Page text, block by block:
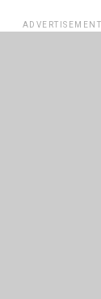
ADVERTISEMENT